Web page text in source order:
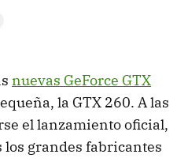
nuevas GeForce GTX
la GTX 260. A las
el lanzamiento oficial,
los grandes fabricantes